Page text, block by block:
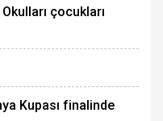
çocukları
Kupası finalinde